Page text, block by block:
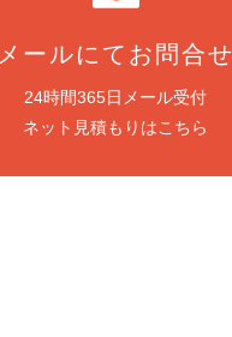
メールにてお問合せ
24時間365日メール受付
ネット見積もりはこちら